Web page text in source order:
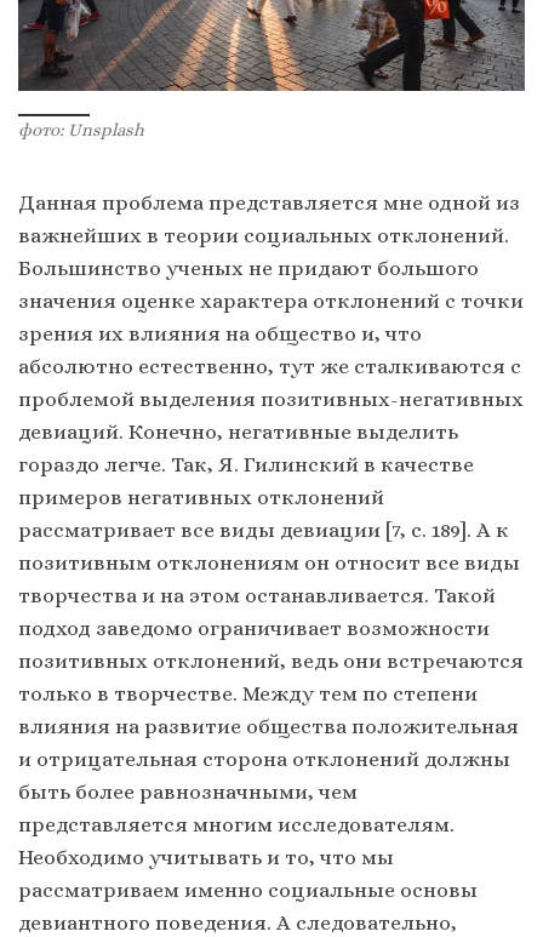
фото: Unsplash
Данная проблема представляется мне одной из
важнейших в теории социальных отклонений.
Большинство ученых не придают большого
значения оценке характера отклонений с точки
зрения их влияния на общество и, что
абсолютно естественно, тут же сталкиваются с
проблемой выделения позитивных-негативных
девиаций. Конечно, негативные выделить
гораздо легче. Так, Я. Гилинский в качестве
примеров негативных отклонений
рассматривает все виды девиации [7, с. 189]. А к
позитивным отклонениям он относит все виды
творчества и на этом останавливается. Такой
подход заведомо ограничивает возможности
позитивных отклонений, ведь они встречаются
только в творчестве. Между тем по степени
влияния на развитие общества положительная
и отрицательная сторона отклонений должны
быть более равнозначными, чем
представляется многим исследователям.
Необходимо учитывать и то, что мы
рассматриваем именно социальные основы
девиантного поведения. А следовательно,